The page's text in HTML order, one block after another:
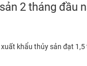
2 tháng đầu
khẩu thủy sản đạt 1,5